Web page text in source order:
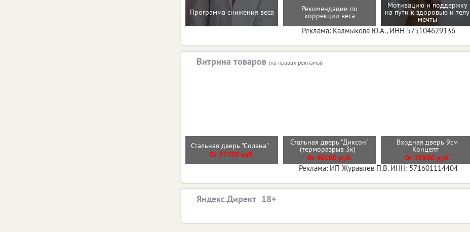
Программа снижения веса Рекомендации по
коррекции веса
Мотивацию и поддержку
на пути к здоровью и телу
мечты
Реклама: Калмыкова Ю.А., ИНН 575104629136
Витрина товаров (на правах рекламы)
Стальная дверь "Солана"
От 37700 руб.
Стальная дверь "Диксон"
(терморазрыв 3к)
От 40100 руб.
Входная дверь 9см
Концепт
От 29800 руб.
Реклама: ИП Журавлев П.В. ИНН: 571601114404
Яндекс.Директ